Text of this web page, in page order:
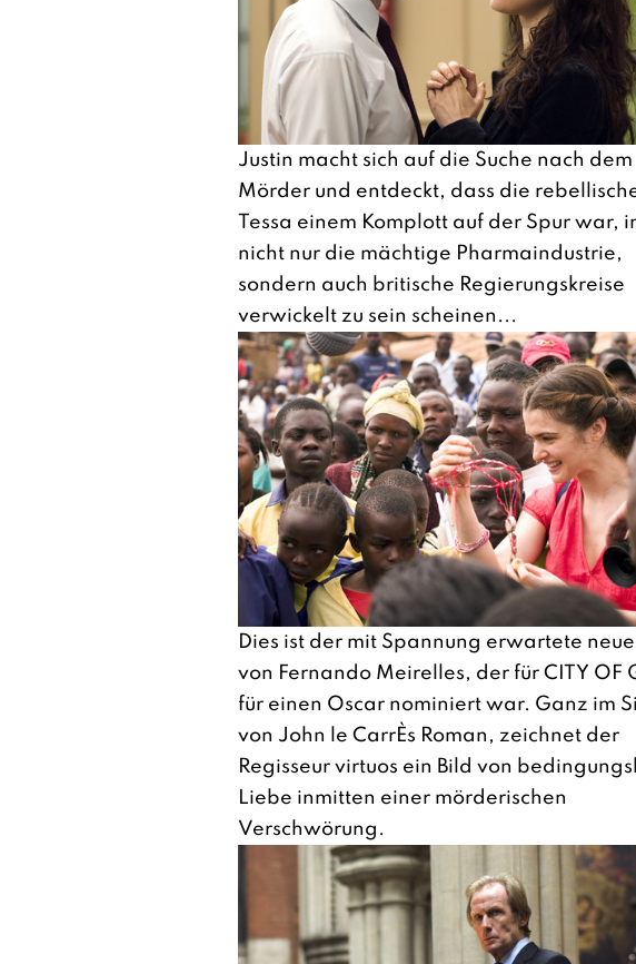
Justin macht sich auf die Suche nach dem
Mörder und entdeckt, dass die
Tessa einem Komplott auf der Spur war,
nicht nur die mächtige Pharmaindustrie,
sondern auch britische Regierungskreise
verwickelt zu sein scheinen...
Dies ist der mit Spannung erwartete
von Fernando Meirelles, der für CITY OF
für einen Oscar nominiert war. Ganz im
von John le CarrÈs Roman, zeichnet der
Regisseur virtuos ein Bild von
Liebe inmitten einer mörderischen
Verschwörung.